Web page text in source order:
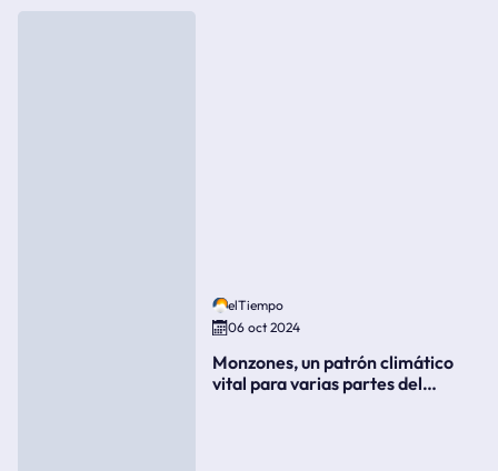
elTiempo
06 oct 2024
Monzones, un patrón climático
vital para varias partes del